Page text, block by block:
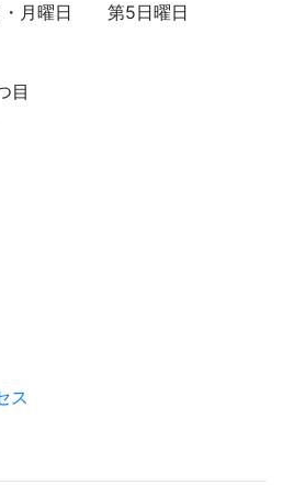
・月曜日 第5日曜日
目
ス